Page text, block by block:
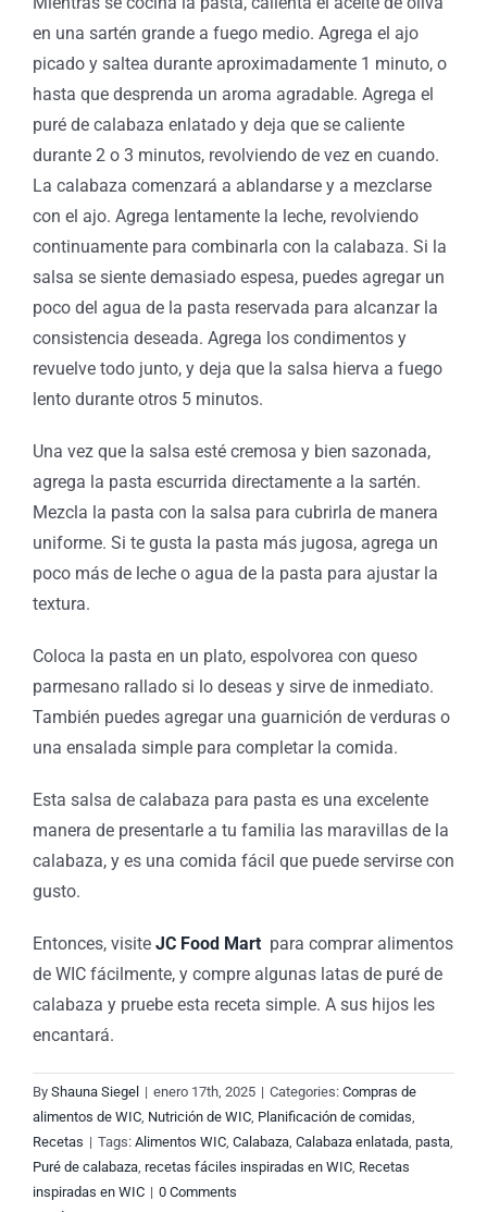
en una sartén grande a fuego medio. Agrega el ajo
picado y saltea durante aproximadamente 1 minuto, o
hasta que desprenda un aroma agradable. Agrega el
puré de calabaza enlatado y deja que se caliente
durante 2 o 3 minutos, revolviendo de vez en cuando.
La calabaza comenzará a ablandarse y a mezclarse
con el ajo. Agrega lentamente la leche, revolviendo
continuamente para combinarla con la calabaza. Si la
salsa se siente demasiado espesa, puedes agregar un
poco del agua de la pasta reservada para alcanzar la
consistencia deseada. Agrega los condimentos y
revuelve todo junto, y deja que la salsa hierva a fuego
lento durante otros 5 minutos.
Una vez que la salsa esté cremosa y bien sazonada,
agrega la pasta escurrida directamente a la sartén.
Mezcla la pasta con la salsa para cubrirla de manera
uniforme. Si te gusta la pasta más jugosa, agrega un
poco más de leche o agua de la pasta para ajustar la
textura.
Coloca la pasta en un plato, espolvorea con queso
parmesano rallado si lo deseas y sirve de inmediato.
También puedes agregar una guarnición de verduras o
una ensalada simple para completar la comida.
Esta salsa de calabaza para pasta es una excelente
manera de presentarle a tu familia las maravillas de la
calabaza, y es una comida fácil que puede servirse con
gusto.
Entonces, visite JC Food Mart para comprar alimentos
de WIC fácilmente, y compre algunas latas de puré de
calabaza y pruebe esta receta simple. A sus hijos les
encantará.
By Shauna Siegel | enero 17th, 2025 | Categories: Compras de
alimentos de WIC Nutrición de WIC Planificación de comidas
Recetas | Tags: Alimentos WIC Calabaza Calabaza enlatada pasta
Puré de calabaza recetas fáciles inspiradas en WIC Recetas
inspiradas en WIC | 0 Comments